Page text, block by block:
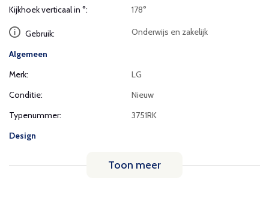
Kijkhoek verticaal in °:
178°
Gebruik: Onderwijs en zakelijk
Algemeen
Merk:
LG
Conditie:
Nieuw
Typenummer:
3751RK
Design
Toon meer